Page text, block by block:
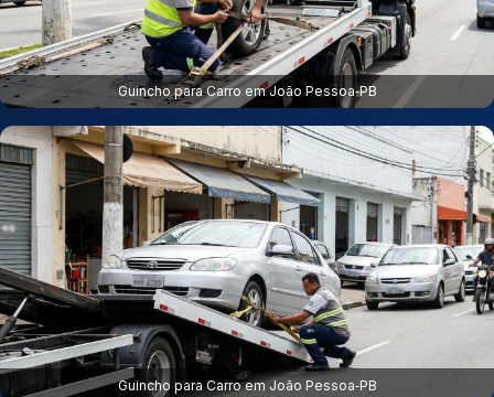
Guincho para Carro em João Pessoa‑PB
Guincho para Carro em João Pessoa‑PB